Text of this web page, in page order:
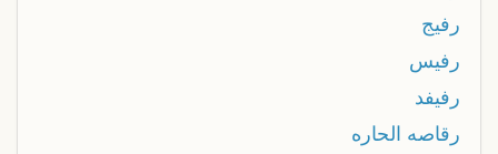
رفيج
رفيس
رفيفد
رقاصه الحاره